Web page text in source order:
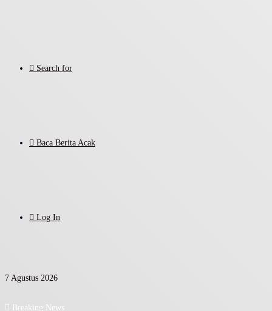
Search for
Baca Berita Acak
Log In
7 Agustus 2026
Breaking News